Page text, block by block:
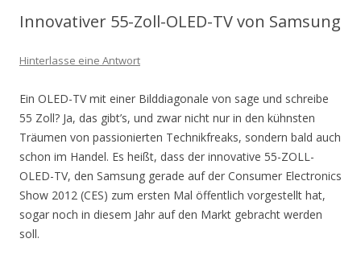
Innovativer 55-Zoll-OLED-TV von Samsung
Hinterlasse eine Antwort
Ein OLED-TV mit einer Bilddiagonale von sage und schreibe
55 Zoll? Ja, das gibt’s, und zwar nicht nur in den kühnsten
Träumen von passionierten Technikfreaks, sondern bald auch
schon im Handel. Es heißt, dass der innovative 55-ZOLL-
OLED-TV, den Samsung gerade auf der Consumer Electronics
Show 2012 (CES) zum ersten Mal öffentlich vorgestellt hat,
sogar noch in diesem Jahr auf den Markt gebracht werden
soll.